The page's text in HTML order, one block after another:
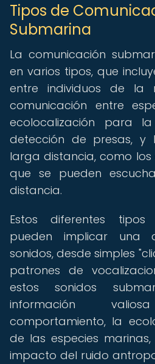
Tipos de
Submarina
La comunicación
en varios tipos, que
entre individuos de la
comunicación entre
ecolocalización para
detección de presas, y
larga distancia, como
que se pueden
distancia.
Estos diferentes tipos
pueden implicar una
sonidos, desde simples
patrones de
estos sonidos
información
comportamiento, la
de las especies
impacto del ruido